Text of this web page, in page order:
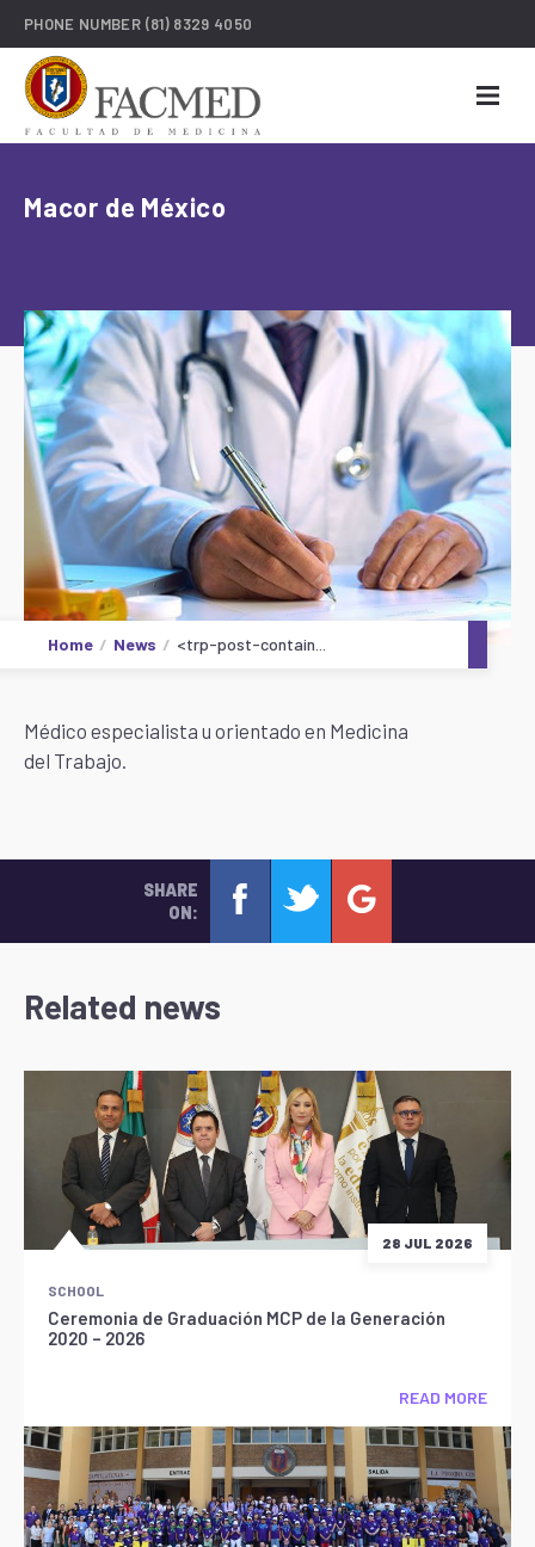
PHONE NUMBER (81) 8329 4050
Macor de México
Home News <trp-post-contain...
Médico especialista u orientado en Medicina
del Trabajo.
SHARE
ON:
Related news
28 JUL 2026
SCHOOL
Ceremonia de Graduación MCP de la Generación
2020 – 2026
READ MORE